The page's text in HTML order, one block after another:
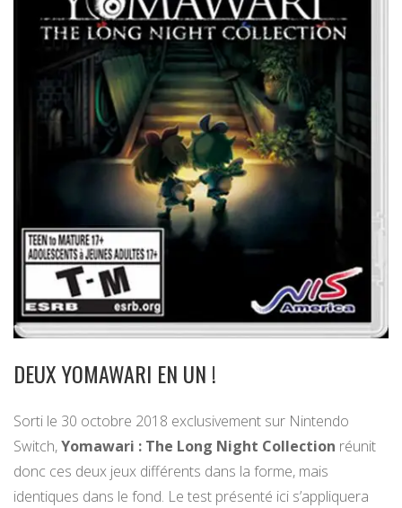
DEUX YOMAWARI EN UN !
Sorti le 30 octobre 2018 exclusivement sur Nintendo
Switch,Yomawari : The Long Night Collection réunit
donc ces deux jeux différents dans la forme, mais
identiques dans le fond. Le test présenté ici s’appliquera